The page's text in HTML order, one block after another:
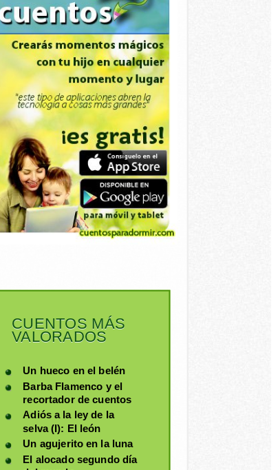
CUENTOS MÁS
VALORADOS
Un hueco en el belén
Barba Flamenco y el
recortador de cuentos
Adiós a la ley de la
selva (I): El león
Un agujerito en la luna
El alocado segundo día